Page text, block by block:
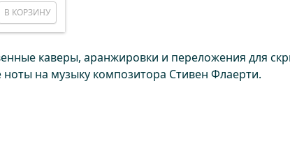
В КОРЗИНУ
каверы, аранжировки и переложения для
на музыку композитора Стивен Флаерти.